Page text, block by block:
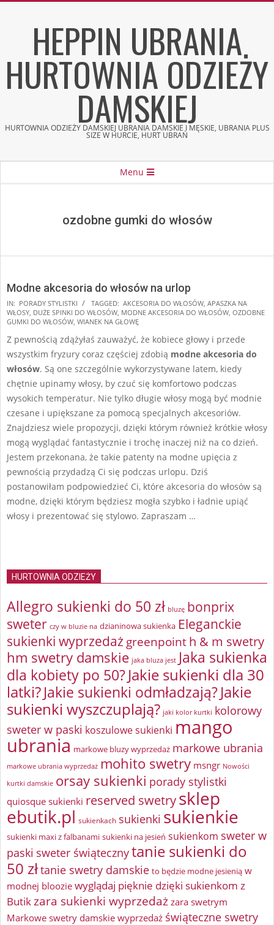
HEPPIN UBRANIA
HURTOWNIA ODZIEŻY
DAMSKIEJ
HURTOWNIA ODZIEŻY DAMSKIEJ UBRANIA DAMSKIE I MĘSKIE, UBRANIA PLUS
SIZE W HURCIE, HURT UBRAŃ
Menu
ozdobne gumki do włosów
Modne akcesoria do włosów na urlop
2025-
07-
IN: PORADY STYLISTKI TAGGED: AKCESORIA DO WŁOSÓW, APASZKA NA
WŁOSY, DUŻE SPINKI DO WŁOSÓW, MODNE AKCESORIA DO WŁOSÓW, OZDOBNE
GUMKI DO WŁOSÓW, WIANEK NA GŁOWĘ
Z pewnością zdążyłaś zauważyć, że kobiece głowy i przede
wszystkim fryzury coraz częściej zdobią modne akcesoria do
włosów. Są one szczególnie wykorzystywane latem, kiedy
chętnie upinamy włosy, by czuć się komfortowo podczas
wysokich temperatur. Nie tylko długie włosy mogą być modnie
czesane i upiększane za pomocą specjalnych akcesoriów.
Znajdziesz wiele propozycji, dzięki którym również krótkie włosy
mogą wyglądać fantastycznie i trochę inaczej niż na co dzień.
Jestem przekonana, że takie patenty na modne upięcia z
pewnością przydadzą Ci się podczas urlopu. Dziś
postanowiłam podpowiedzieć Ci, które akcesoria do włosów są
modne, dzięki którym będziesz mogła szybko i ładnie upiąć
włosy i prezentować się stylowo. Zapraszam …
HURTOWNIA ODZIEŻY
Allegro sukienki do 50 zł bluzę bonprix
sweter czy w bluzie na dzianinowa sukienka Eleganckie
sukienki wyprzedaż greenpointh & m swetry
hm swetry damskie jaka bluza jest Jaka sukienka
dla kobiety po 50?Jakie sukienki dla 30
latki?Jakie sukienki odmładzają?Jakie
sukienki wyszczuplają? jaki kolor kurtki kolorowy
sweter w paski koszulowe sukienki mango
ubrania markowe bluzy wyprzedaż markowe ubrania
markowe ubrania wyprzedaż mohito swetry msngr Nowości
kurtki damskie orsay sukienki porady stylistki
quiosque sukienki reserved swetrysklep
ebutik.pl sukienkach sukienki sukienkie
sukienki maxi z falbanami sukienki na jesień sukienkom sweter w
paski sweter świątecznytanie sukienki do
50 złtanie swetry damskie to będzie modne jesienią w
modnej bloozie wyglądaj pięknie dzięki sukienkom z
Butikzara sukienki wyprzedażzara swetrym
Markowe swetry damskie wyprzedaż świąteczne swetry